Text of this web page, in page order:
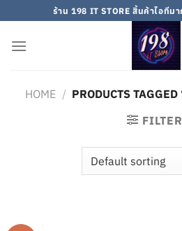
to
content
ร้าน 198 IT STORE สิ้นค้าไอทีม
HOME / PRODUCTS
FILTER